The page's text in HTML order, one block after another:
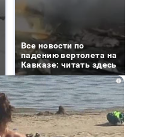
Все новости по
падению вертолета на
Кавказе: читать здесь
i